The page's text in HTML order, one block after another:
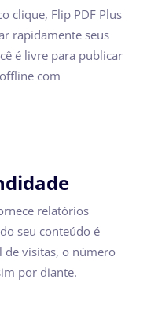
clique, Flip PDF Plus
rapidamente seus
é livre para publicar
com
relatórios
seu conteúdo é
de visitas, o número
por diante.